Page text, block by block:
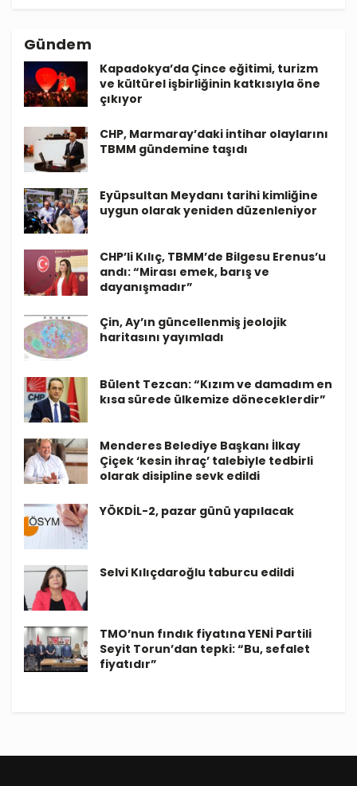
Gündem
Kapadokya’da Çince eğitimi, turizm
ve kültürel işbirliğinin katkısıyla öne
çıkıyor
CHP, Marmaray’daki intihar olaylarını
TBMM gündemine taşıdı
Eyüpsultan Meydanı tarihi kimliğine
uygun olarak yeniden düzenleniyor
CHP’li Kılıç, TBMM’de Bilgesu Erenus’u
andı: “Mirası emek, barış ve
dayanışmadır”
Çin, Ay’ın güncellenmiş jeolojik
haritasını yayımladı
Bülent Tezcan: “Kızım ve damadım en
kısa sürede ülkemize döneceklerdir”
Menderes Belediye Başkanı İlkay
Çiçek ‘kesin ihraç’ talebiyle tedbirli
olarak disipline sevk edildi
YÖKDİL-2, pazar günü yapılacak
Selvi Kılıçdaroğlu taburcu edildi
TMO’nun fındık fiyatına YENİ Partili
Seyit Torun’dan tepki: “Bu, sefalet
fiyatıdır”